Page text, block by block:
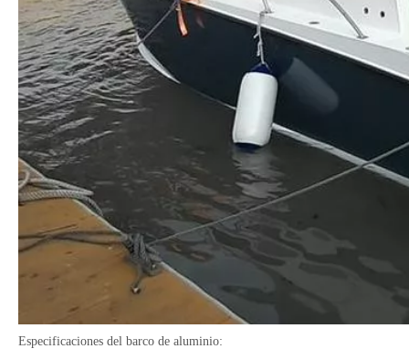
Especificaciones del barco de aluminio: